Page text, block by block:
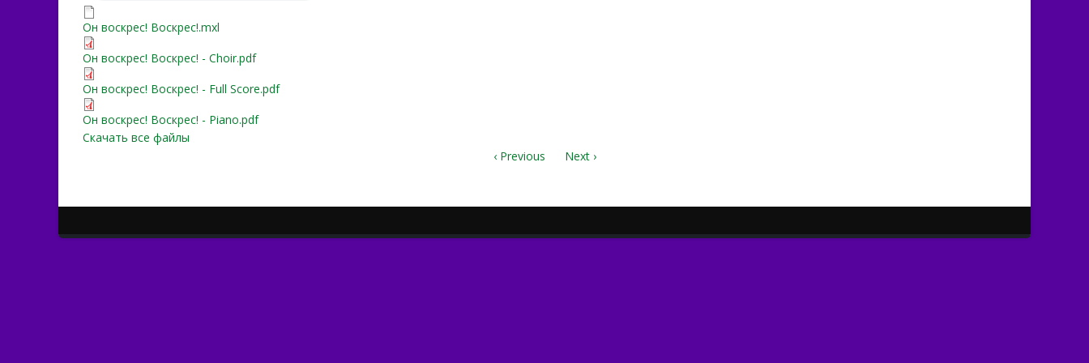
Он воскрес! Воскрес!.mxl
Он воскрес! Воскрес!.mxl
Он воскрес! Воскрес! - Choir.pdf
Он воскрес! Воскрес! - Choir.pdf
Он воскрес! Воскрес! - Full Score.pdf
Он воскрес! Воскрес! - Full Score.pdf
Он воскрес! Воскрес! - Piano.pdf
Он воскрес! Воскрес! - Piano.pdf
Скачать все файлы
‹ Previous
Next ›